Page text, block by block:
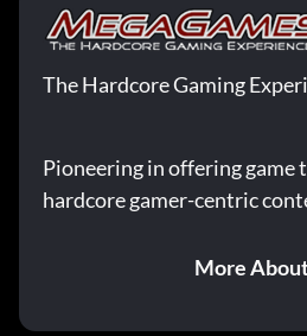
The Hardcore Gaming
Pioneering in offering game
hardcore gamer-centric
More